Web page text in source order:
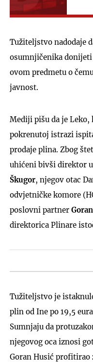
Tužiteljstvo nadodaje
osumnjičenika
ovom predmetu o
javnost.
Mediji pišu da je Leko,
pokrenutoj istrazi
prodaje plina. Zbog
uhićeni bivši direktor
Škugor, njegov otac
odvjetničke komore
poslovni partner
direktorica Plinare
Tužiteljstvo je
plin od Ine po 19,5
Sumnjaju da
njegovog oca iznosi
Goran Husić profitirao